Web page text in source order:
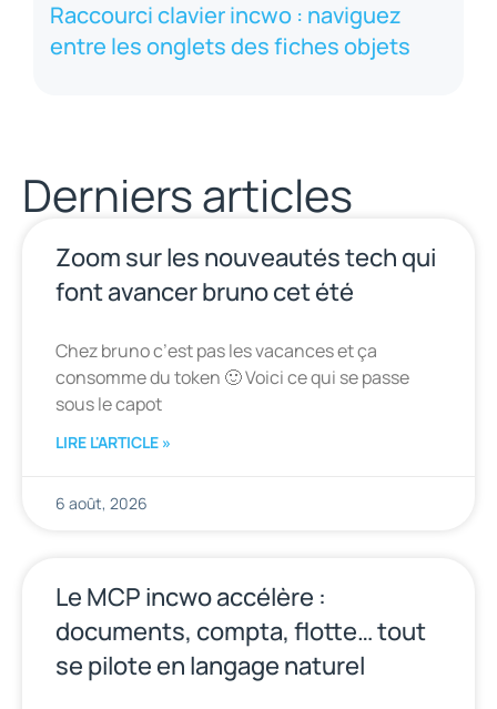
Raccourci clavier incwo : naviguez
entre les onglets des fiches objets
Derniers articles
Zoom sur les nouveautés tech qui
font avancer bruno cet été
Chez bruno c’est pas les vacances et ça
consomme du token 🙂 Voici ce qui se passe
sous le capot
LIRE L'ARTICLE »
6 août, 2026
Le MCP incwo accélère :
documents, compta, flotte… tout
se pilote en langage naturel